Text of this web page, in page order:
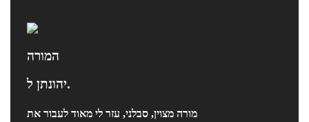
המורה
יהונתן ל.
מורה מצוין, סבלני, עזר לי מאוד לעבור את